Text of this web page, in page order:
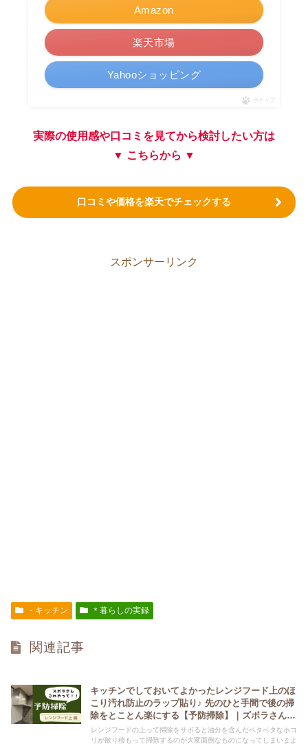
Amazon
楽天市場
Yahooショッピング
ポチップ
実際の使用感や口コミを見てから検討したい方は
▼ こちらから ▼
口コミや価格を楽天でチェックする
スポンサーリンク
・キッチン ＊暮らしの実録
関連記事
キッチンでしておいてよかったレンジフード上のほ
こり汚れ防止のラップ貼り♪ 先のひと手間で後の掃
除をとことん楽にする【予防掃除】｜ズボラさん新
居入居後すぐやって！！｜
レンジフードの上って掃除をサボると油分を含んだベタベタなホコ
リが散り積もって掃除するのが大変面倒なものになってしまいまよ